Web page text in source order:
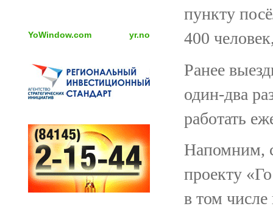
YoWindow.com yr.no
пункту
400
Ранее
один-два
работать
Напомним,
проекту
в том